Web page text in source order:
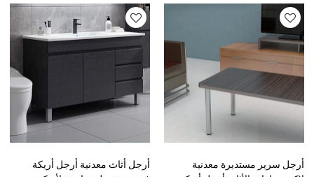
أرجل سرير مستديرة معدنية
أرجل أثاث معدنية أرجل أريكة